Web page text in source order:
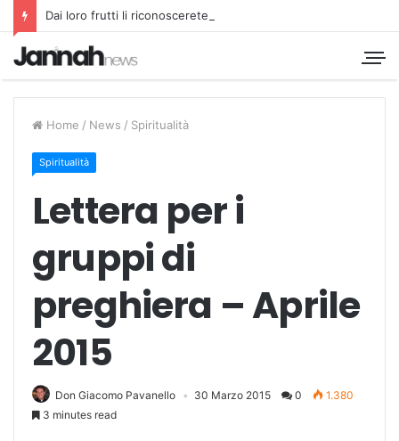
Dai loro frutti li riconoscerete
Home / News / Spiritualità
Spiritualità
Lettera per i
gruppi di
preghiera – Aprile
2015
Don Giacomo Pavanello 30 Marzo 2015 0
1.380
3 minutes read